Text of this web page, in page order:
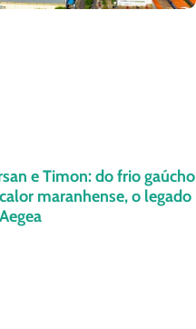
e Timon: do frio gaúcho
maranhense, o legado